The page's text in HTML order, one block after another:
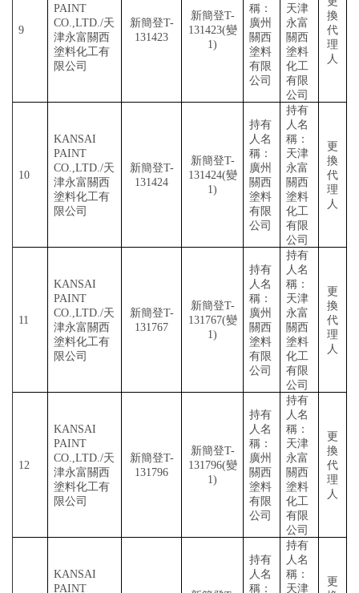
9
PAINT
CO.,LTD./天
津永富關西
塗料化工有
限公司
新簡登T-
131423
新簡登T-
131423(變
1)
稱：
廣州
關西
塗料
有限
公司
天津
永富
關西
塗料
化工
有限
公司
換
代
理
人
10
KANSAI
PAINT
CO.,LTD./天
津永富關西
塗料化工有
限公司
新簡登T-
131424
新簡登T-
131424(變
1)
持有
人名
稱：
廣州
關西
塗料
有限
公司
持有
人名
稱：
天津
永富
關西
塗料
化工
有限
公司
更
換
代
理
人
11
KANSAI
PAINT
CO.,LTD./天
津永富關西
塗料化工有
限公司
新簡登T-
131767
新簡登T-
131767(變
1)
持有
人名
稱：
廣州
關西
塗料
有限
公司
持有
人名
稱：
天津
永富
關西
塗料
化工
有限
公司
更
換
代
理
人
12
KANSAI
PAINT
CO.,LTD./天
津永富關西
塗料化工有
限公司
新簡登T-
131796
新簡登T-
131796(變
1)
持有
人名
稱：
廣州
關西
塗料
有限
公司
持有
人名
稱：
天津
永富
關西
塗料
化工
有限
公司
更
換
代
理
人
KANSAI
PAINT
持有
人名
稱：
持有
人名
稱：
天津
更